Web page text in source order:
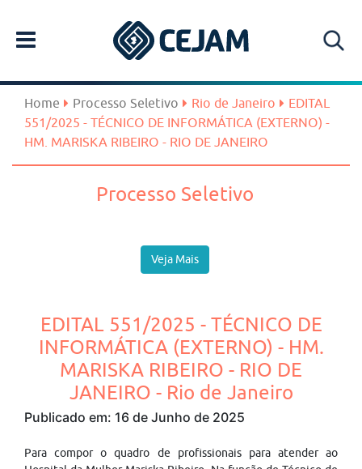
Home Processo Seletivo Rio de Janeiro
EDITAL
551/2025 - TÉCNICO DE INFORMÁTICA (EXTERNO) -
HM. MARISKA RIBEIRO - RIO DE JANEIRO
Processo Seletivo
Veja Mais
EDITAL 551/2025 - TÉCNICO DE
INFORMÁTICA (EXTERNO) - HM.
MARISKA RIBEIRO - RIO DE
JANEIRO - Rio de Janeiro
Publicado em: 16 de Junho de 2025
Para compor o quadro de profissionais para atender ao